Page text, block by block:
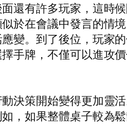
還有許多玩家，這時
於在會議中發言的情
變。到了後位，玩家
手牌，不僅可以進攻
決策開始變得更加靈
，如果整體桌子較為